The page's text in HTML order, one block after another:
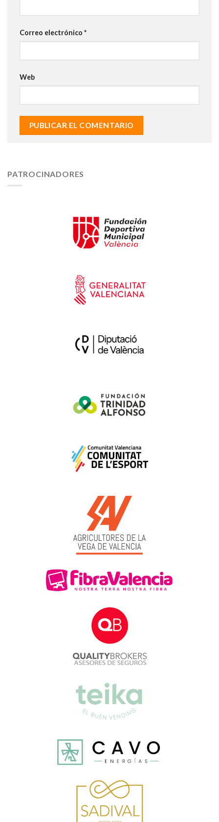
Correo electrónico *
Web
PATROCINADORES